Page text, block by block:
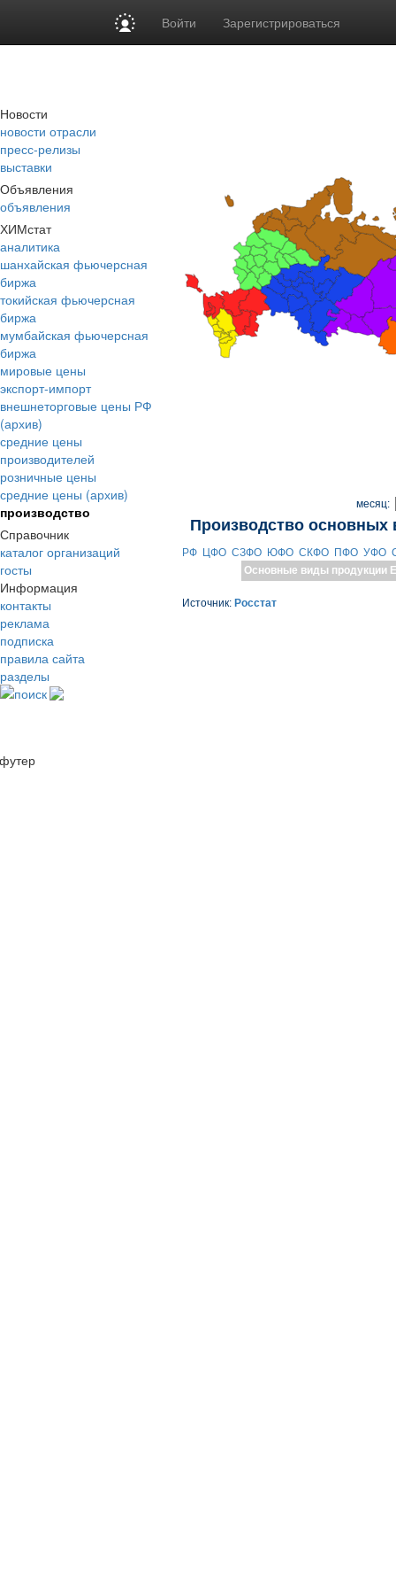
Войти Зарегистрироваться
Новости
новости отрасли
пресс-релизы
выставки
Объявления
объявления
ХИМстат
аналитика
шанхайская фьючерсная
биржа
токийская фьючерсная
биржа
мумбайская фьючерсная
биржа
мировые цены
экспорт-импорт
внешнеторговые цены РФ
(архив)
средние цены
производителей
розничные цены
средние цены (архив)
производство
Справочник
каталог организаций
госты
Информация
контакты
реклама
подписка
правила сайта
разделы
поиск
месяц:
Производство основных
РФ ЦФО СЗФО ЮФО СКФО ПФО УФО
Основные виды продукции
Источник: Росстат
футер